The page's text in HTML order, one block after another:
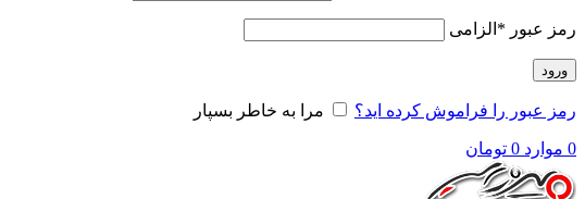
رمز عبور * الزامی
ورود
رمز عبور را فراموش کرده اید؟ مرا به خاطر بسپار
0 موارد 0 تومان